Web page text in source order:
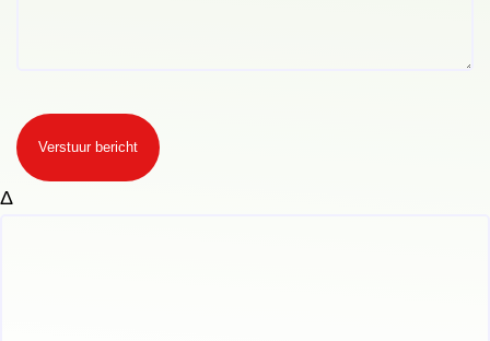
Verstuur bericht
Δ